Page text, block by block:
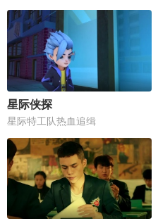
星际侠探
星际特工队热血追缉